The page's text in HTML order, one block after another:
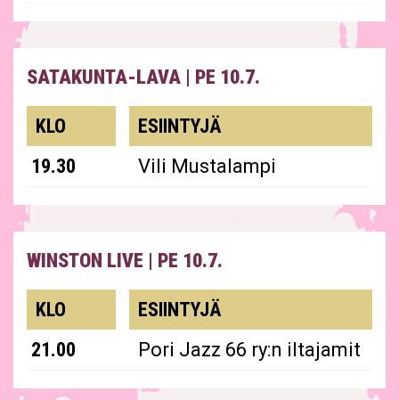
SATAKUNTA-LAVA | PE 10.7.
KLO
ESIINTYJÄ
19.30
Vili Mustalampi
WINSTON LIVE | PE 10.7.
KLO
ESIINTYJÄ
21.00
Pori Jazz 66 ry:n iltajamit